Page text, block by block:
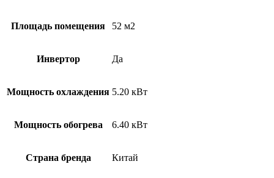
Площадь помещения 52 м2
Инвертор Да
Мощность охлаждения 5.20 кВт
Мощность обогрева 6.40 кВт
Страна бренда Китай